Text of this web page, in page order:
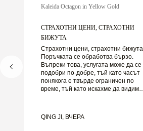
Kaleida Octagon in Yellow Gold
СТРАХОТНИ ЦЕНИ, СТРАХОТНИ
БИЖУТА
Страхотни цени, страхотни бижута.
Поръчката се обработва бързо.
Въпреки това, услугата може да се
подобри по-добре, тъй като часът
понякога е твърде ограничен по
време, тъй като искахме да видим
бижута. Жена ми е щастлива.
QING JI, ВЧЕРА